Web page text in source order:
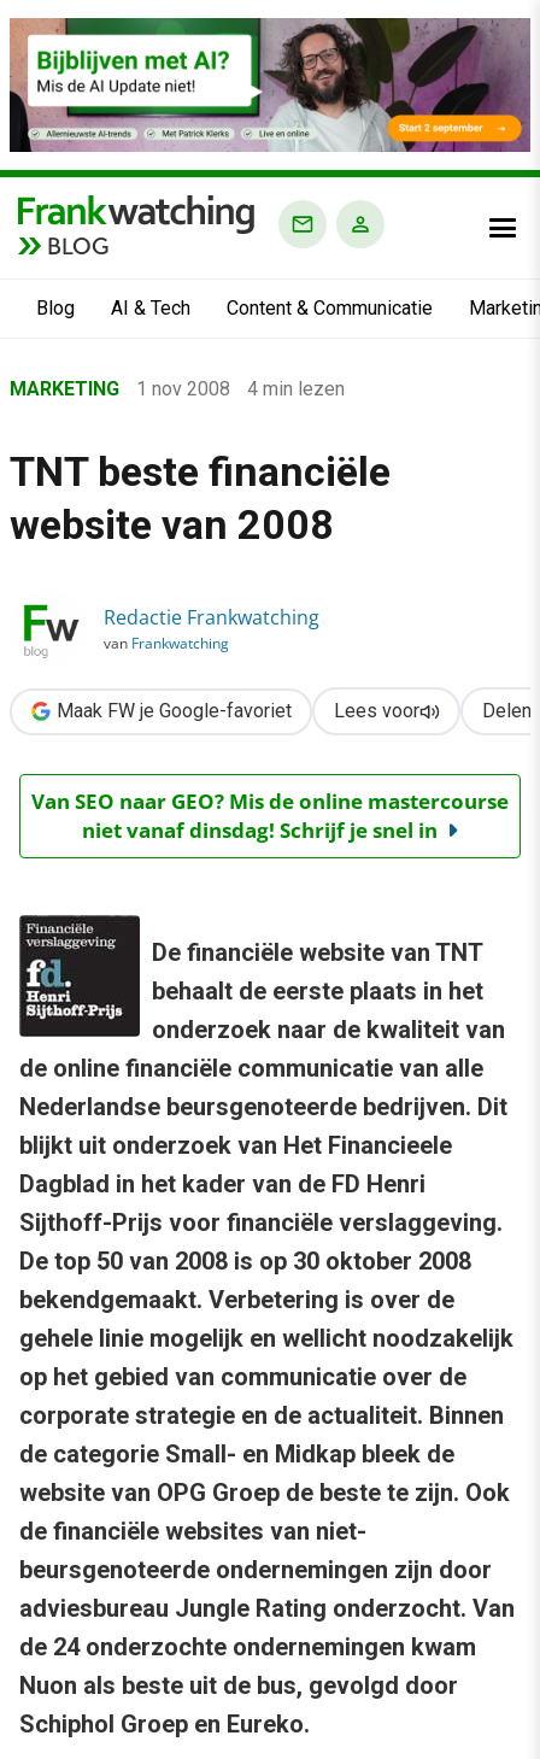
BLOG
Blog AI & Tech Content & Communicatie
›
Marketing
MARKETING 1 nov 2008 4 min lezen
TNT beste financiële
website van 2008
Redactie Frankwatching
van Frankwatching
Maak FW je Google-favoriet Lees voor Delen
Van SEO naar GEO? Mis de online mastercourse
niet vanaf dinsdag! Schrijf je snel in
De financiële website van TNT
behaalt de eerste plaats in het
onderzoek naar de kwaliteit van
de online financiële communicatie van alle
Nederlandse beursgenoteerde bedrijven. Dit
blijkt uit onderzoek van Het Financieele
Dagblad in het kader van de FD Henri
Sijthoff-Prijs voor financiële verslaggeving.
De top 50 van 2008 is op 30 oktober 2008
bekendgemaakt. Verbetering is over de
gehele linie mogelijk en wellicht noodzakelijk
op het gebied van communicatie over de
corporate strategie en de actualiteit. Binnen
de categorie Small- en Midkap bleek de
website van OPG Groep de beste te zijn. Ook
de financiële websites van niet-
beursgenoteerde ondernemingen zijn door
adviesbureau Jungle Rating onderzocht. Van
de 24 onderzochte ondernemingen kwam
Nuon als beste uit de bus, gevolgd door
Schiphol Groep en Eureko.